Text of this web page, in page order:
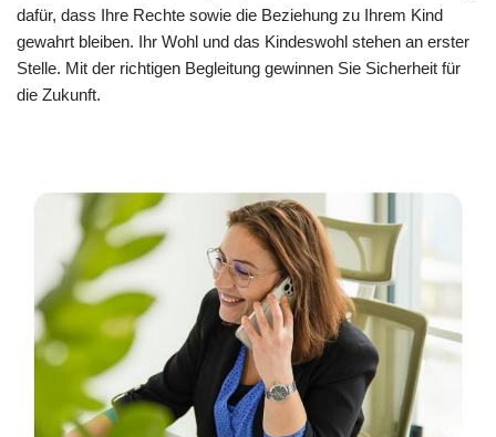
dafür, dass Ihre Rechte sowie die Beziehung zu Ihrem Kind
gewahrt bleiben. Ihr Wohl und das Kindeswohl stehen an erster
Stelle. Mit der richtigen Begleitung gewinnen Sie Sicherheit für
die Zukunft.